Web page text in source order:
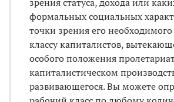
формальных социальных
точки зрения его
классу капиталистов,
особого положения
капиталистическом
развивающегося. Вы можете